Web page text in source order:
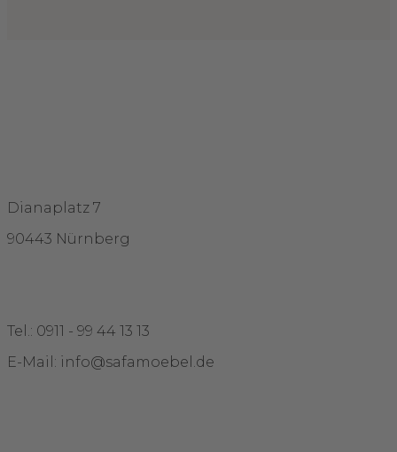
Dianaplatz 7
90443 Nürnberg
Tel.: 0911 - 99 44 13 13
E-Mail: info@safamoebel.de